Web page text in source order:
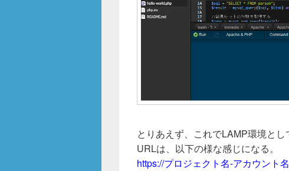
とりあえず、これでLAMP環境とし
URLは、以下の様な感じになる。
https://プロジェクト名-アカウント